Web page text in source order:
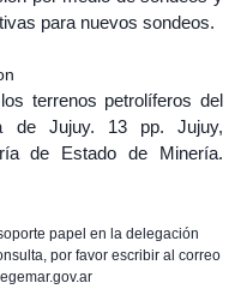
para nuevos sondeos.
terrenos petrolíferos del
de Jujuy. 13 pp. Jujuy,
de Estado de Minería.
papel en la delegación
por favor escribir al correo